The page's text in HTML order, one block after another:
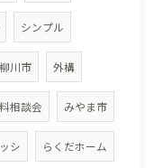
シンプル
柳川市 外構
相談会 みやま市
シ らくだホーム